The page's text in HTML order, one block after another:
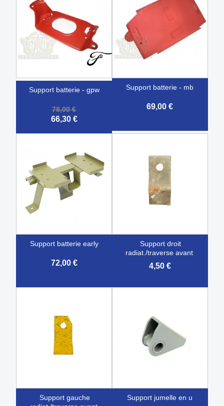
support batterie - gpw
78,00 €
66,30 €
support batterie - mb
69,00 €
support batterie early
72,00 €
support droit
radiat./traverse avant
4,50 €
support gauche
support jumelle en u